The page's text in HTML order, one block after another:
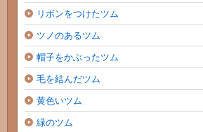
リボンをつけたツム
ツノのあるツム
帽子をかぶったツム
毛を結んだツム
黄色いツム
緑のツム